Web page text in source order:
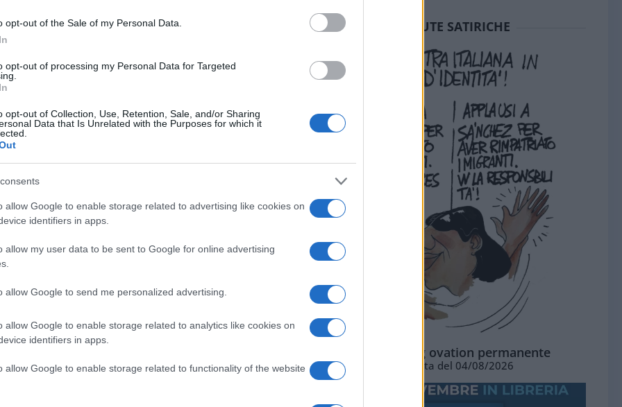
opt-out of the Sale of my Personal Data.
opt-out of processing my Personal Data for Targeted
opt-out of Collection, Use, Retention, Sale, and/or Sharing
Data that Is Unrelated with the Purposes for which it
allow Google to enable storage related to advertising like cookies on
identifiers in apps.
allow my user data to be sent to Google for online advertising
allow Google to send me personalized advertising.
allow Google to enable storage related to analytics like cookies on
identifiers in apps.
allow Google to enable storage related to functionality of the website
per il caso
al posto di
Piantedosi
una prova, ormai il leader della Lega
essersi fatti l’idea che sotto sotto ci stia
le smentite (“mi trovo bene a fare
stia anche lavorando sotto traccia
detto ieri Galeazzo
ai Trasporti, che non ci sono le
Fazzolari
uno scorre le dichiarazioni di agenzia, per
la minima intenzione di toccare il
ha ribadito tutta la sua stima per
prevista nel patto di inizio
ruoli che ha già ricoperto in passato.
di fronte ai portoni che anche
SEDUTE SATIRICHE
La standing ovation permanente
Vignetta del 04/08/2026